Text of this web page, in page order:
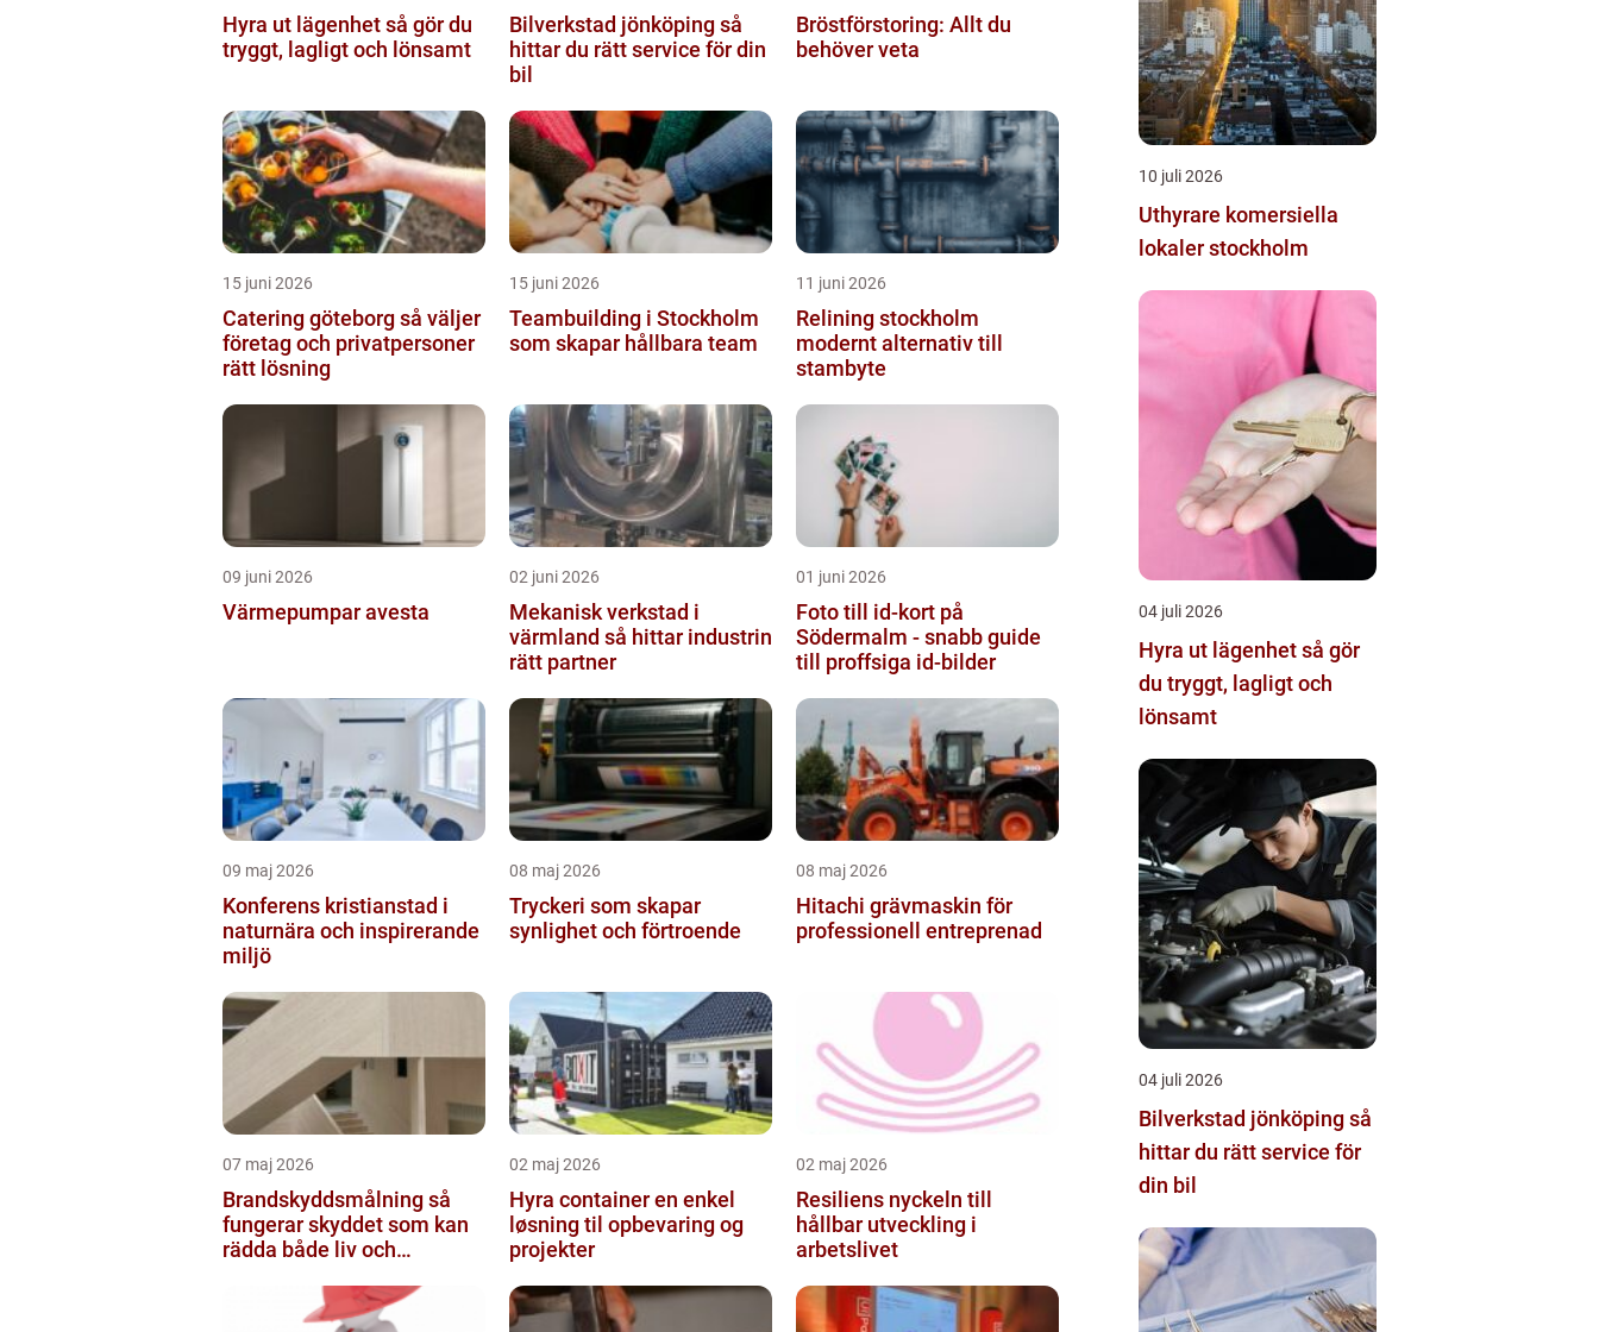
Hyra ut lägenhet så gör du
tryggt, lagligt och lönsamt
Bilverkstad jönköping så
hittar du rätt service för din
bil
Bröstförstoring: Allt du
behöver veta
15 juni 2026
Catering göteborg så väljer
företag och privatpersoner
rätt lösning
15 juni 2026
Teambuilding i Stockholm
som skapar hållbara team
11 juni 2026
Relining stockholm
modernt alternativ till
stambyte
09 juni 2026
Värmepumpar avesta
02 juni 2026
Mekanisk verkstad i
värmland så hittar industrin
rätt partner
01 juni 2026
Foto till id-kort på
Södermalm - snabb guide
till proffsiga id-bilder
09 maj 2026
Konferens kristianstad i
naturnära och inspirerande
miljö
08 maj 2026
Tryckeri som skapar
synlighet och förtroende
08 maj 2026
Hitachi grävmaskin för
professionell entreprenad
07 maj 2026
Brandskyddsmålning så
fungerar skyddet som kan
rädda både liv och
02 maj 2026
Hyra container en enkel
løsning til opbevaring og
projekter
02 maj 2026
Resiliens nyckeln till
hållbar utveckling i
arbetslivet
10 juli 2026
Uthyrare komersiella
lokaler stockholm
04 juli 2026
Hyra ut lägenhet så gör
du tryggt, lagligt och
lönsamt
04 juli 2026
Bilverkstad jönköping så
hittar du rätt service för
din bil